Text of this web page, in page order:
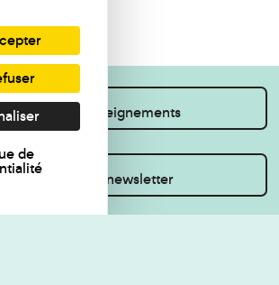
des renseignements
vous à la newsletter
de